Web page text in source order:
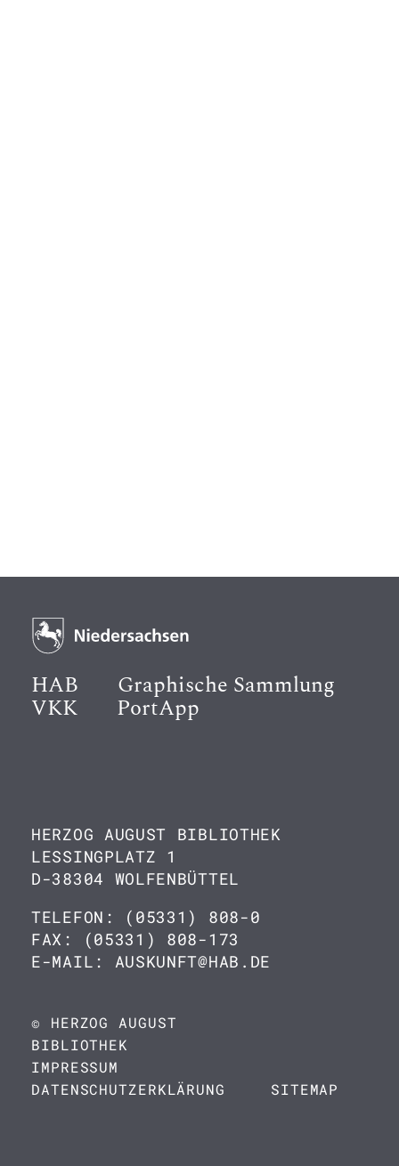
HAB Graphische Sammlung
VKK PortApp
HERZOG AUGUST BIBLIOTHEK
LESSINGPLATZ 1
D-38304 WOLFENBÜTTEL
TELEFON: (05331) 808-0
FAX: (05331) 808-173
E-MAIL: AUSKUNFT@HAB.DE
© HERZOG AUGUST
BIBLIOTHEK
IMPRESSUM
DATENSCHUTZERKLÄRUNG
SITEMAP